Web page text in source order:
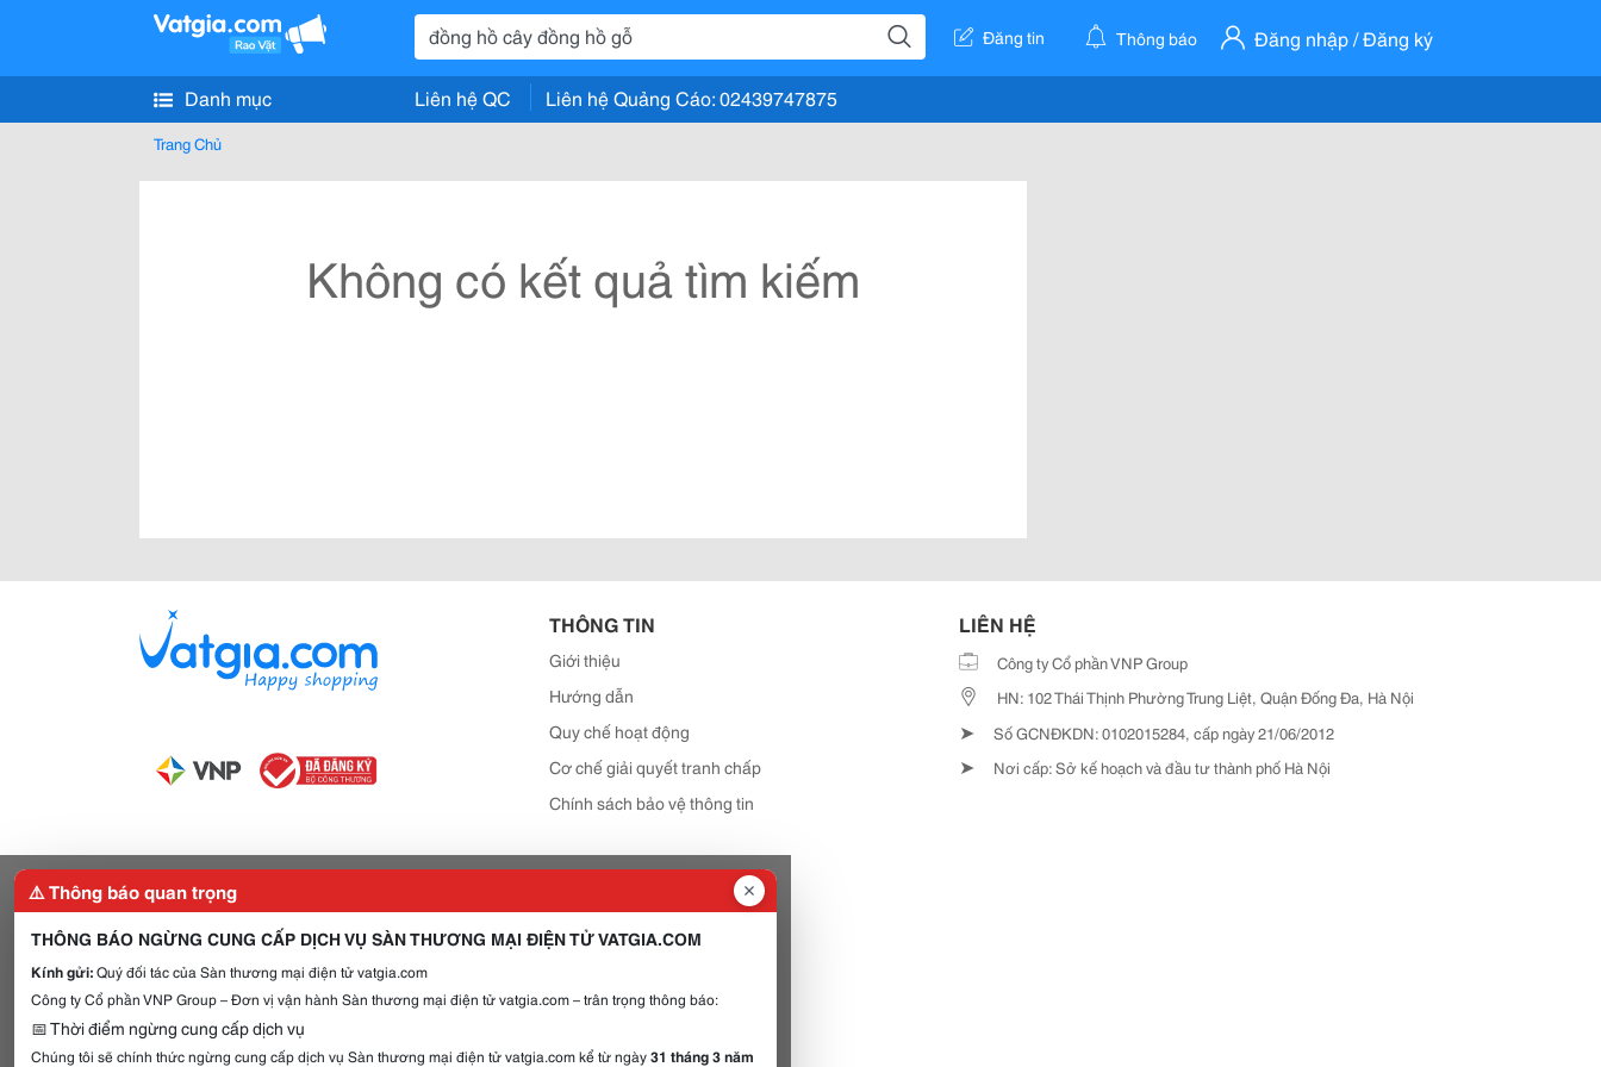
Đăng tin Thông báo Đăng nhập / Đăng ký
Danh mục Liên hệ QC Liên hệ Quảng Cáo: 02439747875
Trang Chủ
Không có kết quả tìm kiếm
THÔNG TIN
Giới thiệu
Hướng dẫn
Quy chế hoạt động
Cơ chế giải quyết tranh chấp
Chính sách bảo vệ thông tin
LIÊN HỆ
Công ty Cổ phần VNP Group
HN: 102 Thái Thịnh Phường Trung Liệt, Quận Đống Đa, Hà Nội
➤ Số GCNĐKDN: 0102015284, cấp ngày 21/06/2012
➤ Nơi cấp: Sở kế hoạch và đầu tư thành phố Hà Nội
⚠️ Thông báo quan trọng
THÔNG BÁO NGỪNG CUNG CẤP DỊCH VỤ SÀN THƯƠNG MẠI ĐIỆN TỬ VATGIA.COM
Kính gửi:Quý đối tác của Sàn thương mại điện tử vatgia.com
Công ty Cổ phần VNP Group – Đơn vị vận hành Sàn thương mại điện tử vatgia.com – trân trọng thông báo:
📅 Thời điểm ngừng cung cấp dịch vụ
Chúng tôi sẽ chính thức ngừng cung cấp dịch vụ Sàn thương mại điện tử vatgia.com kể từ ngày31 tháng 3 năm